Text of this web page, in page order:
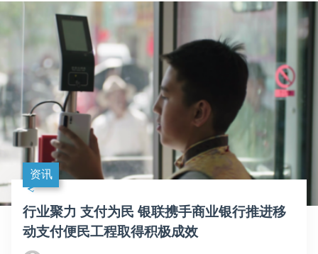
资讯
行业聚力 支付为民 银联携手商业银行推进移
动支付便民工程取得积极成效